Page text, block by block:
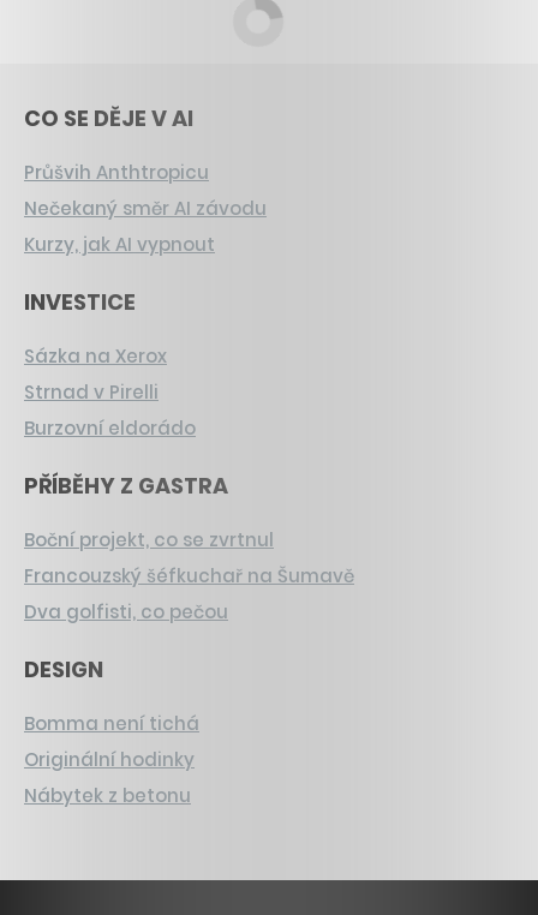
CO SE DĚJE V AI
Průšvih Anthtropicu
Nečekaný směr AI závodu
Kurzy, jak AI vypnout
INVESTICE
Sázka na Xerox
Strnad v Pirelli
Burzovní eldorádo
PŘÍBĚHY Z GASTRA
Boční projekt, co se zvrtnul
Francouzský šéfkuchař na Šumavě
Dva golfisti, co pečou
DESIGN
Bomma není tichá
Originální hodinky
Nábytek z betonu